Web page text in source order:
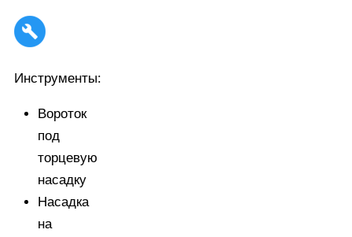
Инструменты:
Вороток
под
торцевую
насадку
Насадка
на